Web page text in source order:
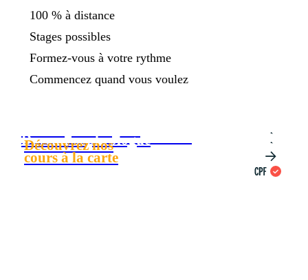
100 % à distance
Stages possibles
Formez-vous à votre rythme
Commencez quand vous voulez
BTS Diététique et Nutrition
Devenir sophrologue
Découvrez nos
cours à la carte